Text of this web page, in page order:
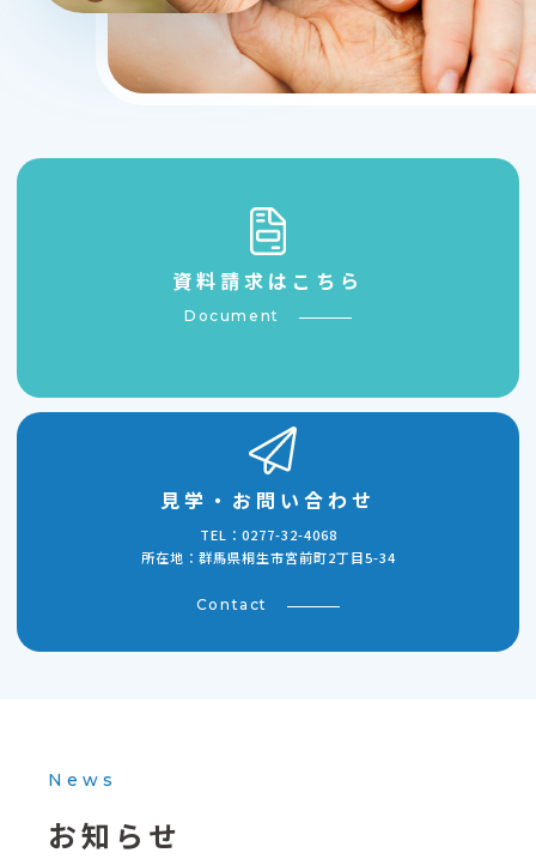
資料請求はこちら
Document
見学・お問い合わせ
TEL：0277-32-4068
所在地：群馬県桐生市宮前町2丁目5-34
Contact
News
お知らせ